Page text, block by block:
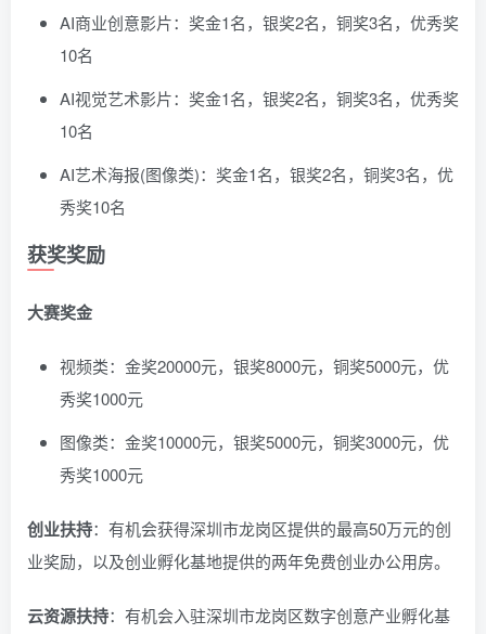
AI商业创意影片：奖金1名，银奖2名，铜奖3名，优秀奖
10名
AI视觉艺术影片：奖金1名，银奖2名，铜奖3名，优秀奖
10名
AI艺术海报(图像类)：奖金1名，银奖2名，铜奖3名，优
秀奖10名
获奖奖励
大赛奖金
视频类：金奖20000元，银奖8000元，铜奖5000元，优
秀奖1000元
图像类：金奖10000元，银奖5000元，铜奖3000元，优
秀奖1000元
创业扶持：有机会获得深圳市龙岗区提供的最高50万元的创
业奖励，以及创业孵化基地提供的两年免费创业办公用房。
云资源扶持：有机会入驻深圳市龙岗区数字创意产业孵化基